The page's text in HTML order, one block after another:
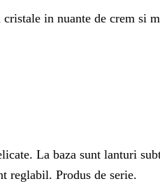
in nuante de crem si
La baza sunt lanturi
reglabil. Produs de serie.